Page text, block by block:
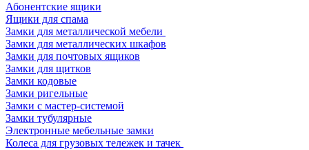
Абонентские ящики
Ящики для спама
Замки для металлической мебели
Замки для металлических шкафов
Замки для почтовых ящиков
Замки для щитков
Замки кодовые
Замки ригельные
Замки с мастер-системой
Замки тубулярные
Электронные мебельные замки
Колеса для грузовых тележек и тачек